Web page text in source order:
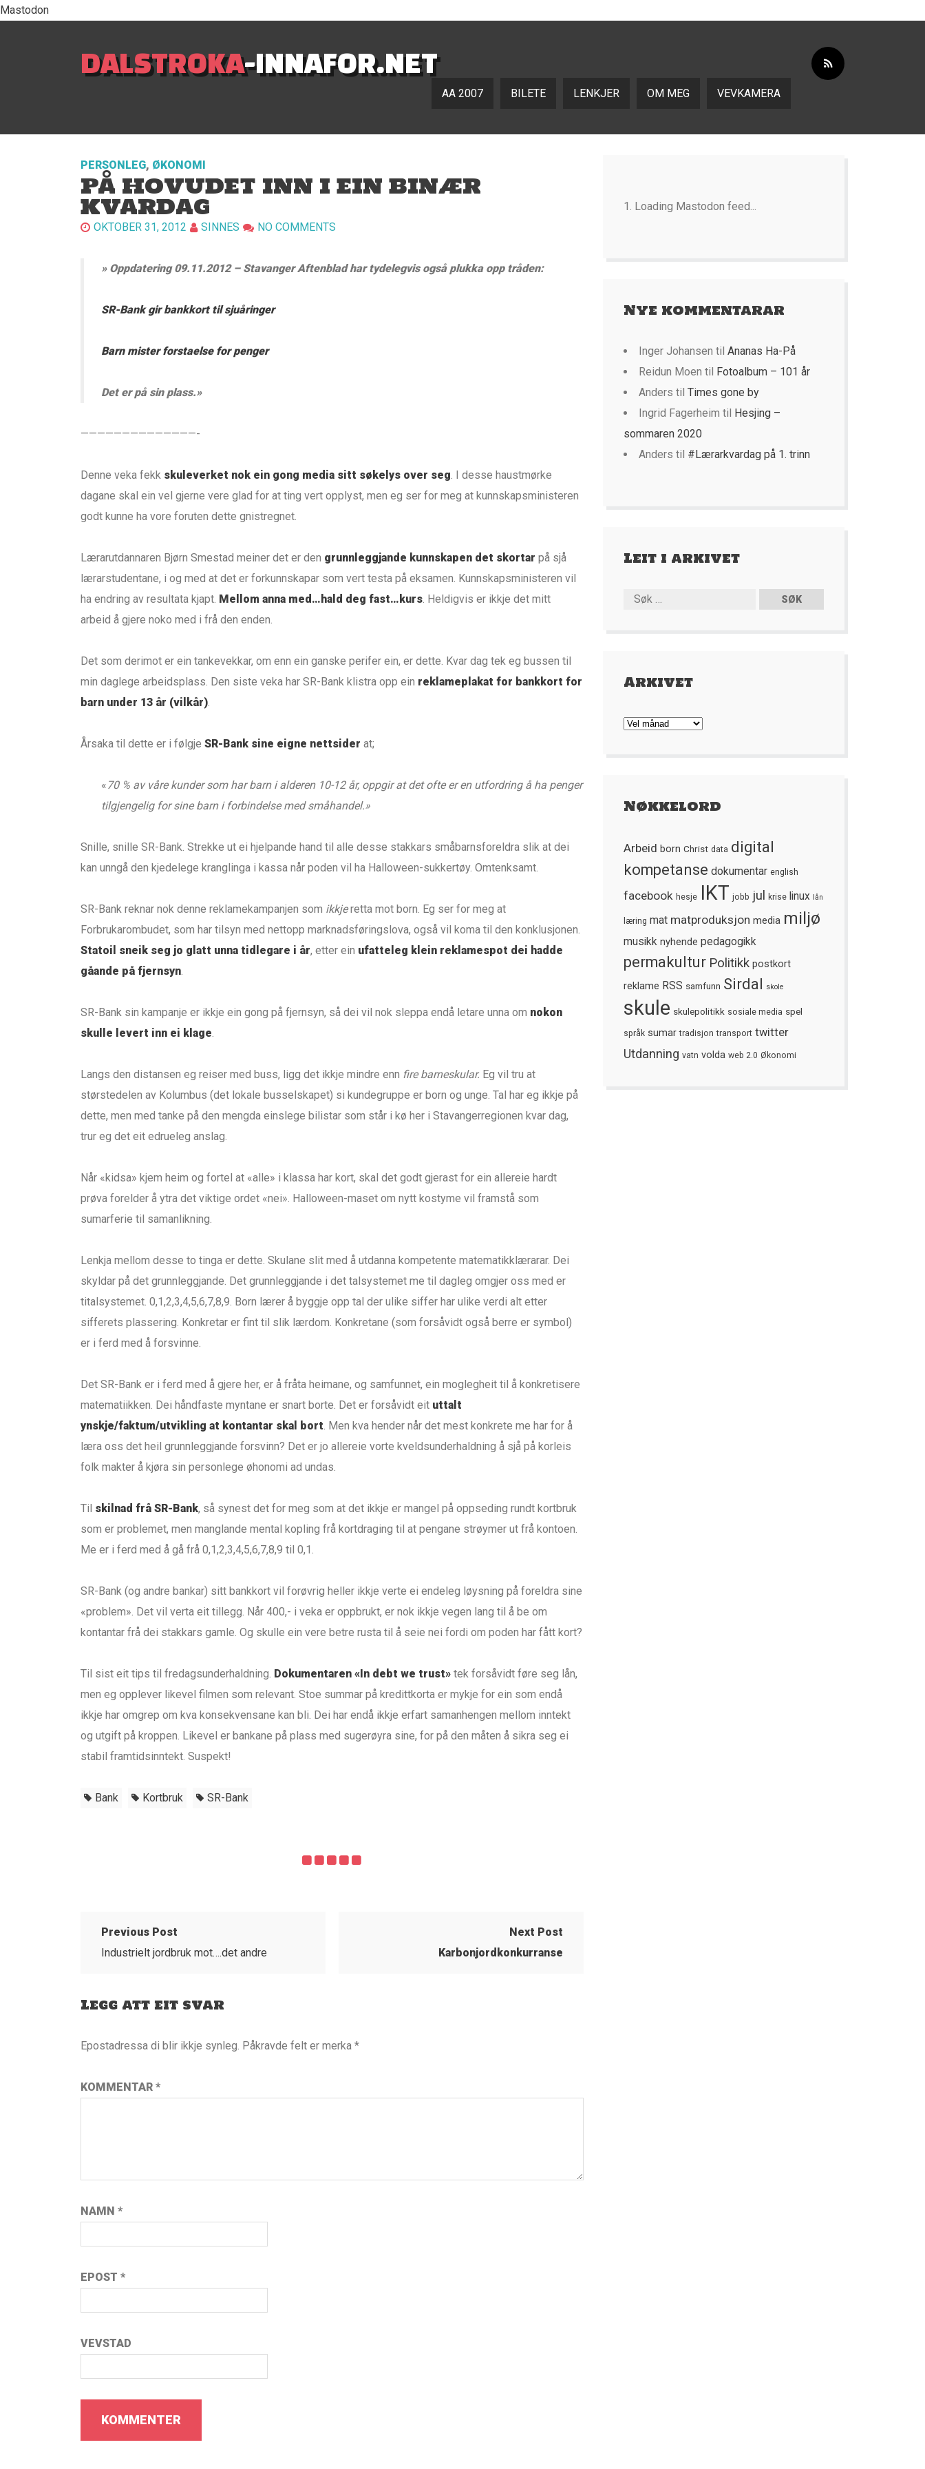
Mastodon
DALSTROKA-INNAFOR.NET
AA 2007 BILETE LENKJER OM MEG VEVKAMERA
PERSONLEG, ØKONOMI
PÅ HOVUDET INN I EIN BINÆR
KVARDAG
OKTOBER 31, 2012 SINNES NO COMMENTS
» Oppdatering 09.11.2012 – Stavanger Aftenblad har tydelegvis også plukka opp tråden:
SR-Bank gir bankkort til sjuåringer
Barn mister forstaelse for penger
Det er på sin plass.»
——————————————-
Denne veka fekk skuleverket nok ein gong media sitt søkelys over seg. I desse haustmørke
dagane skal ein vel gjerne vere glad for at ting vert opplyst, men eg ser for meg at kunnskapsministeren
godt kunne ha vore foruten dette gnistregnet.
Lærarutdannaren Bjørn Smestad meiner det er den grunnleggjande kunnskapen det skortar på sjå
lærarstudentane, i og med at det er forkunnskapar som vert testa på eksamen. Kunnskapsministeren vil
ha endring av resultata kjapt. Mellom anna med…hald deg fast…kurs. Heldigvis er ikkje det mitt
arbeid å gjere noko med i frå den enden.
Det som derimot er ein tankevekkar, om enn ein ganske perifer ein, er dette. Kvar dag tek eg bussen til
min daglege arbeidsplass. Den siste veka har SR-Bank klistra opp ein reklameplakat for bankkort for
barn under 13 år (vilkår).
Årsaka til dette er i følgje SR-Bank sine eigne nettsider at;
«70 % av våre kunder som har barn i alderen 10-12 år, oppgir at det ofte er en utfordring å ha penger
tilgjengelig for sine barn i forbindelse med småhandel.»
Snille, snille SR-Bank. Strekke ut ei hjelpande hand til alle desse stakkars småbarnsforeldra slik at dei
kan unngå den kjedelege kranglinga i kassa når poden vil ha Halloween-sukkertøy. Omtenksamt.
SR-Bank reknar nok denne reklamekampanjen som ikkjeretta mot born. Eg ser for meg at
Forbrukarombudet, som har tilsyn med nettopp marknadsføringslova, også vil koma til den konklusjonen.
Statoil sneik seg jo glatt unna tidlegare i år, etter ein ufatteleg klein reklamespot dei hadde
gåande på fjernsyn.
SR-Bank sin kampanje er ikkje ein gong på fjernsyn, så dei vil nok sleppa endå letare unna om nokon
skulle levert inn ei klage.
Langs den distansen eg reiser med buss, ligg det ikkje mindre enn fire barneskular. Eg vil tru at
størstedelen av Kolumbus (det lokale busselskapet) si kundegruppe er born og unge. Tal har eg ikkje på
dette, men med tanke på den mengda einslege bilistar som står i kø her i Stavangerregionen kvar dag,
trur eg det eit edrueleg anslag.
Når «kidsa» kjem heim og fortel at «alle» i klassa har kort, skal det godt gjerast for ein allereie hardt
prøva forelder å ytra det viktige ordet «nei». Halloween-maset om nytt kostyme vil framstå som
sumarferie til samanlikning.
Lenkja mellom desse to tinga er dette. Skulane slit med å utdanna kompetente matematikklærarar. Dei
skyldar på det grunnleggjande. Det grunnleggjande i det talsystemet me til dagleg omgjer oss med er
titalsystemet. 0,1,2,3,4,5,6,7,8,9. Born lærer å byggje opp tal der ulike siffer har ulike verdi alt etter
sifferets plassering. Konkretar er fint til slik lærdom. Konkretane (som forsåvidt også berre er symbol)
er i ferd med å forsvinne.
Det SR-Bank er i ferd med å gjere her, er å fråta heimane, og samfunnet, ein moglegheit til å konkretisere
matematiikken. Dei håndfaste myntane er snart borte. Det er forsåvidt eit uttalt
ynskje/faktum/utvikling at kontantar skal bort. Men kva hender når det mest konkrete me har for å
læra oss det heil grunnleggjande forsvinn? Det er jo allereie vorte kveldsunderhaldning å sjå på korleis
folk makter å kjøra sin personlege øhonomi ad undas.
Til skilnad frå SR-Bank, så synest det for meg som at det ikkje er mangel på oppseding rundt kortbruk
som er problemet, men manglande mental kopling frå kortdraging til at pengane strøymer ut frå kontoen.
Me er i ferd med å gå frå 0,1,2,3,4,5,6,7,8,9 til 0,1.
SR-Bank (og andre bankar) sitt bankkort vil forøvrig heller ikkje verte ei endeleg løysning på foreldra sine
«problem». Det vil verta eit tillegg. Når 400,- i veka er oppbrukt, er nok ikkje vegen lang til å be om
kontantar frå dei stakkars gamle. Og skulle ein vere betre rusta til å seie nei fordi om poden har fått kort?
Til sist eit tips til fredagsunderhaldning. Dokumentaren «In debt we trust» tek forsåvidt føre seg lån,
men eg opplever likevel filmen som relevant. Stoe summar på kredittkorta er mykje for ein som endå
ikkje har omgrep om kva konsekvensane kan bli. Dei har endå ikkje erfart samanhengen mellom inntekt
og utgift på kroppen. Likevel er bankane på plass med sugerøyra sine, for på den måten å sikra seg ei
stabil framtidsinntekt. Suspekt!
Bank Kortbruk SR-Bank
Previous Post
Industrielt jordbruk mot….det andre
Next Post
Karbonjordkonkurranse
Legg att eit svar
Epostadressa di blir ikkje synleg. Påkravde felt er merka *
KOMMENTAR *
NAMN *
EPOST *
VEVSTAD
Loading Mastodon feed...
Nye kommentarar
Inger Johansen til Ananas Ha-På
Reidun Moen til Fotoalbum – 101 år
Anders til Times gone by
Ingrid Fagerheim til Hesjing –
sommaren 2020
Anders til #Lærarkvardag på 1. trinn
Leit i arkivet
Arkivet
Arkivet
Nøkkelord
Arbeid born Christ data digital
kompetanse dokumentar english
facebook hesje IKT jobb jul krise linux lån
læring mat matproduksjon media miljø
musikk nyhende pedagogikk
permakultur Politikk postkort
reklame RSS samfunn Sirdal skole
skule skulepolitikk sosiale media spel
språk sumar tradisjon transport twitter
Utdanning vatn volda web 2.0 Økonomi